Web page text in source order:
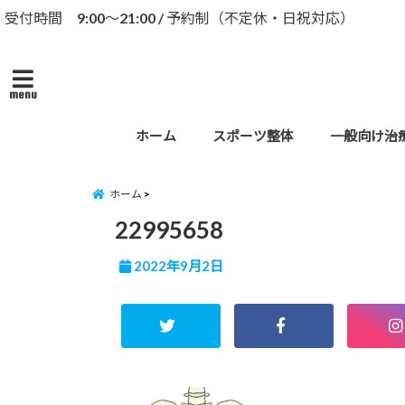
受付時間 9:00～21:00 / 予約制（不定休・日祝対応）
menu
ホーム スポーツ整体 一般向け治
ホーム
22995658
2022年9月2日